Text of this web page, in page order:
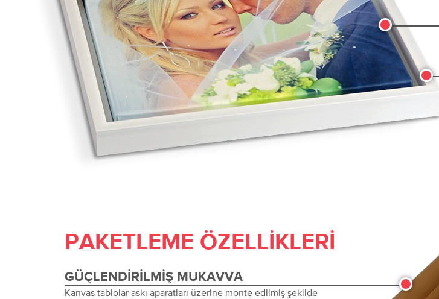
PAKETLEME ÖZELLIKLERI
GÜÇLENDIRILMIŞ MUKAVVA
Kanvas tablolar askı aparatları üzerine monte edilmiş şekilde